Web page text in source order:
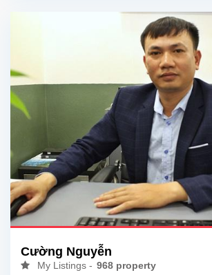
Cường Nguyễn
My Listings - 968 property